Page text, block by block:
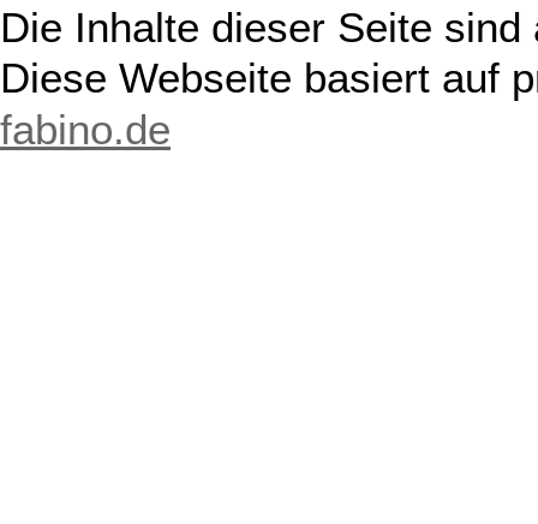
Die Inhalte dieser Seite
Diese Webseite basiert auf
fabino.de